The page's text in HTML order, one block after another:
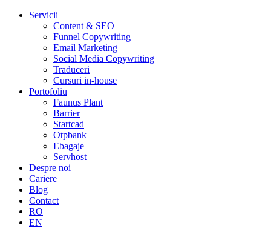
Servicii
Content & SEO
Funnel Copywriting
Email Marketing
Social Media Copywriting
Traduceri
Cursuri in-house
Portofoliu
Faunus Plant
Barrier
Startcad
Otpbank
Ebagaje
Servhost
Despre noi
Cariere
Blog
Contact
RO
EN